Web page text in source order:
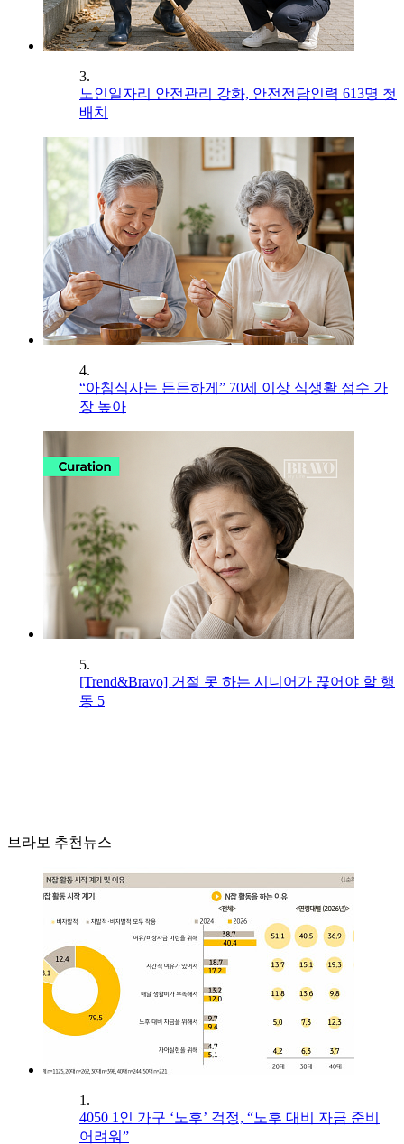
3.
노인일자리 안전관리 강화, 안전전담인력 613명 첫
배치
4.
“아침식사는 든든하게” 70세 이상 식생활 점수 가
장 높아
5.
[Trend&Bravo] 거절 못 하는 시니어가 끊어야 할 행
동 5
브라보 추천뉴스
1.
4050 1인 가구 ‘노후’ 걱정, “노후 대비 자금 준비
어려워”